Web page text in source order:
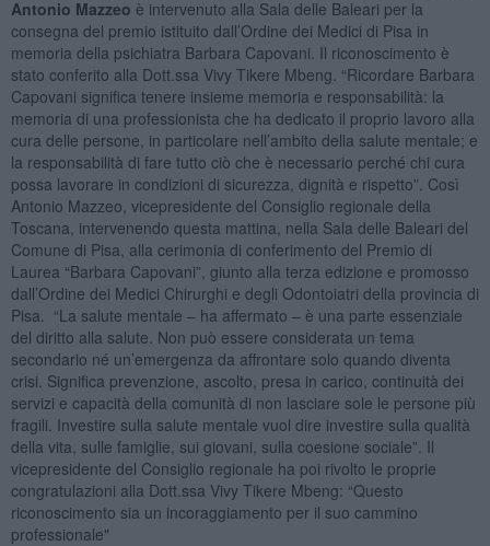
Antonio Mazzeo è intervenuto alla Sala delle Baleari per la
consegna del premio istituito dall’Ordine dei Medici di Pisa in
memoria della psichiatra Barbara Capovani. Il riconoscimento è
stato conferito alla Dott.ssa Vivy Tikere Mbeng. “Ricordare Barbara
Capovani significa tenere insieme memoria e responsabilità: la
memoria di una professionista che ha dedicato il proprio lavoro alla
cura delle persone, in particolare nell’ambito della salute mentale; e
la responsabilità di fare tutto ciò che è necessario perché chi cura
possa lavorare in condizioni di sicurezza, dignità e rispetto”. Così
Antonio Mazzeo, vicepresidente del Consiglio regionale della
Toscana, intervenendo questa mattina, nella Sala delle Baleari del
Comune di Pisa, alla cerimonia di conferimento del Premio di
Laurea “Barbara Capovani”, giunto alla terza edizione e promosso
dall’Ordine dei Medici Chirurghi e degli Odontoiatri della provincia di
Pisa. “La salute mentale – ha affermato – è una parte essenziale
del diritto alla salute. Non può essere considerata un tema
secondario né un’emergenza da affrontare solo quando diventa
crisi. Significa prevenzione, ascolto, presa in carico, continuità dei
servizi e capacità della comunità di non lasciare sole le persone più
fragili. Investire sulla salute mentale vuol dire investire sulla qualità
della vita, sulle famiglie, sui giovani, sulla coesione sociale”. Il
vicepresidente del Consiglio regionale ha poi rivolto le proprie
congratulazioni alla Dott.ssa Vivy Tikere Mbeng: “Questo
riconoscimento sia un incoraggiamento per il suo cammino
professionale"